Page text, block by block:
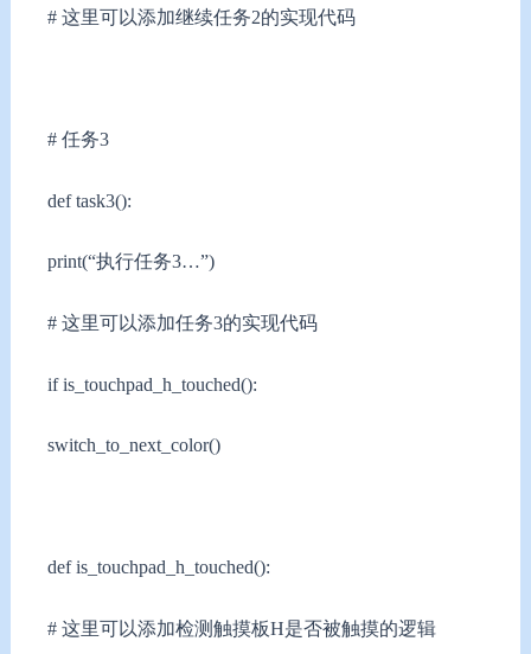
# 这里可以添加继续任务2的实现代码
# 任务3
def task3():
print(“执行任务3…”)
# 这里可以添加任务3的实现代码
if is_touchpad_h_touched():
switch_to_next_color()
def is_touchpad_h_touched():
# 这里可以添加检测触摸板H是否被触摸的逻辑